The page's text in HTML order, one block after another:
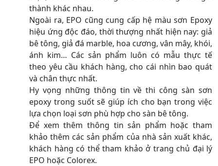
thành khác nhau.
Ngoài ra, EPO cũng cung cấp hệ màu sơn Epoxy
hiệu ứng độc đáo, thời thượng nhất hiện nay: giả
bê tông, giả đá marble, hoa cương, vân mây, khói,
ánh kim… Các sản phẩm luôn có mẫu thực tế
theo yêu cầu khách hàng, cho cái nhìn bao quát
và chân thực nhất.
Hy vọng những thông tin về thi công sàn sơn
epoxy trong suốt sẽ giúp ích cho bạn trong việc
lựa chọn loại sơn phù hợp cho sàn bê tông.
Để xem thêm thông tin sản phẩm hoặc tham
khảo thêm các sản phẩm của nhà sản xuất khác,
khách hàng có thể tham khảo ở trang chủ đại lý
EPO hoặc Colorex.